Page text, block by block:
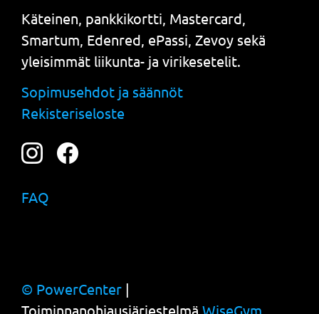
Käteinen, pankkikortti, Mastercard,
Smartum, Edenred, ePassi, Zevoy sekä
yleisimmät liikunta- ja virikesetelit.
Sopimusehdot ja säännöt
Rekisteriseloste
FAQ
© PowerCenter |
Toiminnanohjausjärjestelmä WiseGym